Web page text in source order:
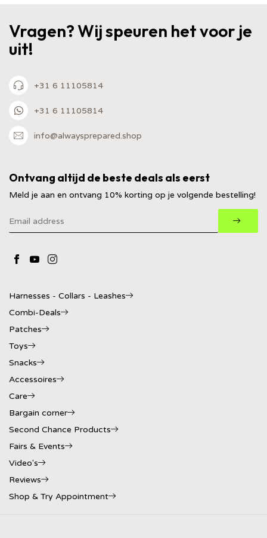
Vragen? Wij speuren het voor je
uit!
+31 6 11105814
+31 6 11105814
info@alwaysprepared.shop
Ontvang altijd de beste deals als eerst
Meld je aan en ontvang 10% korting op je volgende bestelling!
Harnesses - Collars - Leashes
Combi-Deals
Patches
Toys
Snacks
Accessoires
Care
Bargain corner
Second Chance Products
Fairs & Events
Video's
Reviews
Shop & Try Appointment